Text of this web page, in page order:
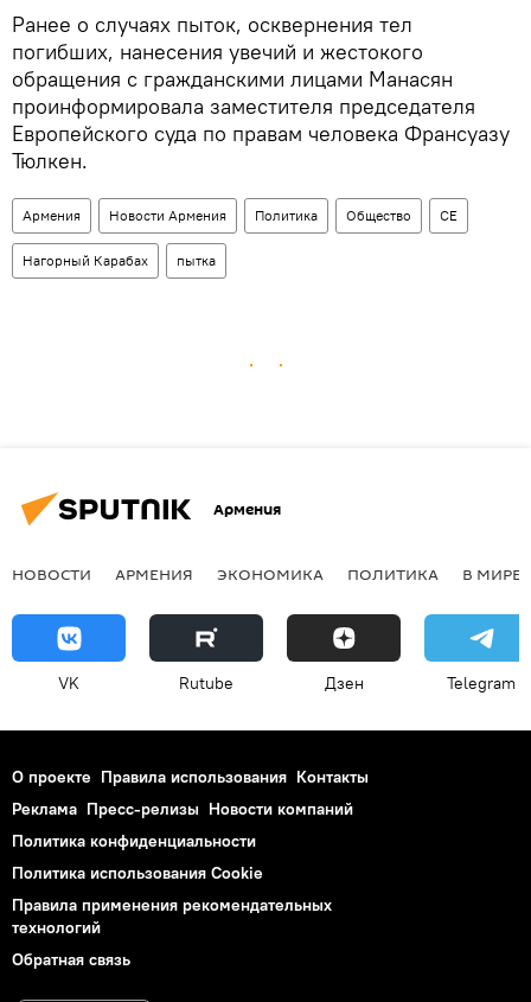
Ранее о случаях пыток, осквернения тел
погибших, нанесения увечий и жестокого
обращения с гражданскими лицами Манасян
проинформировала заместителя председателя
Европейского суда по правам человека Франсуазу
Тюлкен.
Армения Новости Армения Политика Общество СЕ
Нагорный Карабах пытка
Армения
НОВОСТИ АРМЕНИЯ ЭКОНОМИКА ПОЛИТИКА В МИРЕ
VK Rutube Дзен Telegram
О проекте Правила использования Контакты
Реклама Пресс-релизы Новости компаний
Политика конфиденциальности
Политика использования Cookie
Правила применения рекомендательных
технологий
Обратная связь